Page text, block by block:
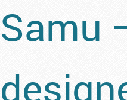
Samu